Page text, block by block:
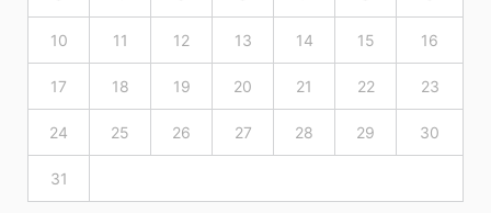
10 11 12 13 14 15 16
17 18 19 20 21 22 23
24 25 26 27 28 29 30
31